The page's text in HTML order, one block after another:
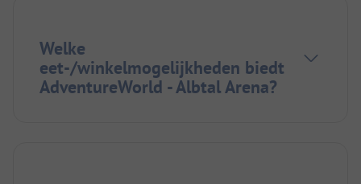
Welke
eet-/winkelmogelijkheden biedt
AdventureWorld - Albtal Arena?